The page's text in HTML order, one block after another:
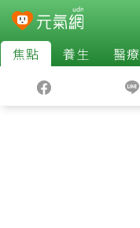
焦點 養生 醫療